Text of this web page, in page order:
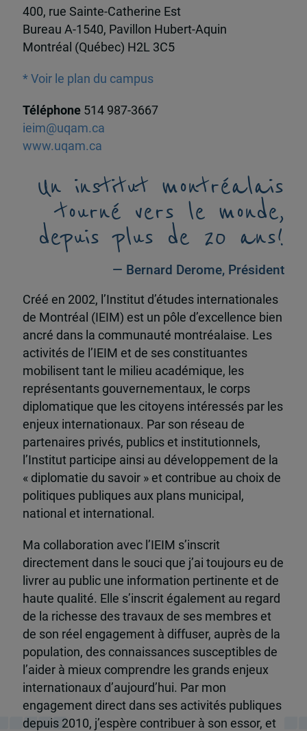
400, rue Sainte-Catherine Est
Bureau A-1540, Pavillon Hubert-Aquin
Montréal (Québec) H2L 3C5
* Voir le plan du campus
Téléphone 514 987-3667
ieim@uqam.ca
www.uqam.ca
Un institut montréalais
tourné vers le monde,
depuis plus de 20 ans!
— Bernard Derome, Président
Créé en 2002, l’Institut d’études internationales
de Montréal (IEIM) est un pôle d’excellence bien
ancré dans la communauté montréalaise. Les
activités de l’IEIM et de ses constituantes
mobilisent tant le milieu académique, les
représentants gouvernementaux, le corps
diplomatique que les citoyens intéressés par les
enjeux internationaux. Par son réseau de
partenaires privés, publics et institutionnels,
l’Institut participe ainsi au développement de la
« diplomatie du savoir » et contribue au choix de
politiques publiques aux plans municipal,
national et international.
Ma collaboration avec l’IEIM s’inscrit
directement dans le souci que j’ai toujours eu de
livrer au public une information pertinente et de
haute qualité. Elle s’inscrit également au regard
de la richesse des travaux de ses membres et
de son réel engagement à diffuser, auprès de la
population, des connaissances susceptibles de
l’aider à mieux comprendre les grands enjeux
internationaux d’aujourd’hui. Par mon
engagement direct dans ses activités publiques
depuis 2010, j’espère contribuer à son essor, et